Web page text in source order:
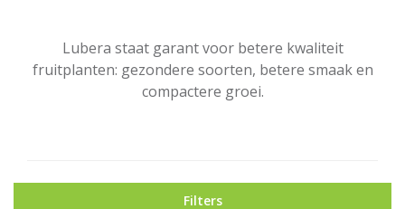
Lubera staat garant voor betere kwaliteit
fruitplanten: gezondere soorten, betere smaak en
compactere groei.
Filters